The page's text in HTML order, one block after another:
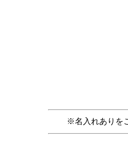
※名入れありを